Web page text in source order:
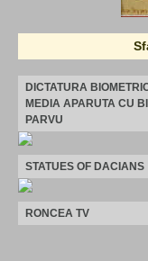
DICTATURA
MEDIA APARUTA CU
PARVU
STATUES OF DACIANS
RONCEA TV